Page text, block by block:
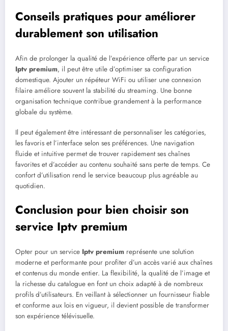
Conseils pratiques pour améliorer
durablement son utilisation
Afin de prolonger la qualité de l’expérience offerte par un service
Iptv premium, il peut être utile d’optimiser sa configuration
domestique. Ajouter un répéteur WiFi ou utiliser une connexion
filaire améliore souvent la stabilité du streaming. Une bonne
organisation technique contribue grandement à la performance
globale du système.
Il peut également être intéressant de personnaliser les catégories,
les favoris et l’interface selon ses préférences. Une navigation
fluide et intuitive permet de trouver rapidement ses chaînes
favorites et d’accéder au contenu souhaité sans perte de temps. Ce
confort d’utilisation rend le service beaucoup plus agréable au
quotidien.
Conclusion pour bien choisir son
service Iptv premium
Opter pour un service Iptv premium représente une solution
moderne et performante pour profiter d’un accès varié aux chaînes
et contenus du monde entier. La flexibilité, la qualité de l’image et
la richesse du catalogue en font un choix adapté à de nombreux
profils d’utilisateurs. En veillant à sélectionner un fournisseur fiable
et conforme aux lois en vigueur, il devient possible de transformer
son expérience télévisuelle.